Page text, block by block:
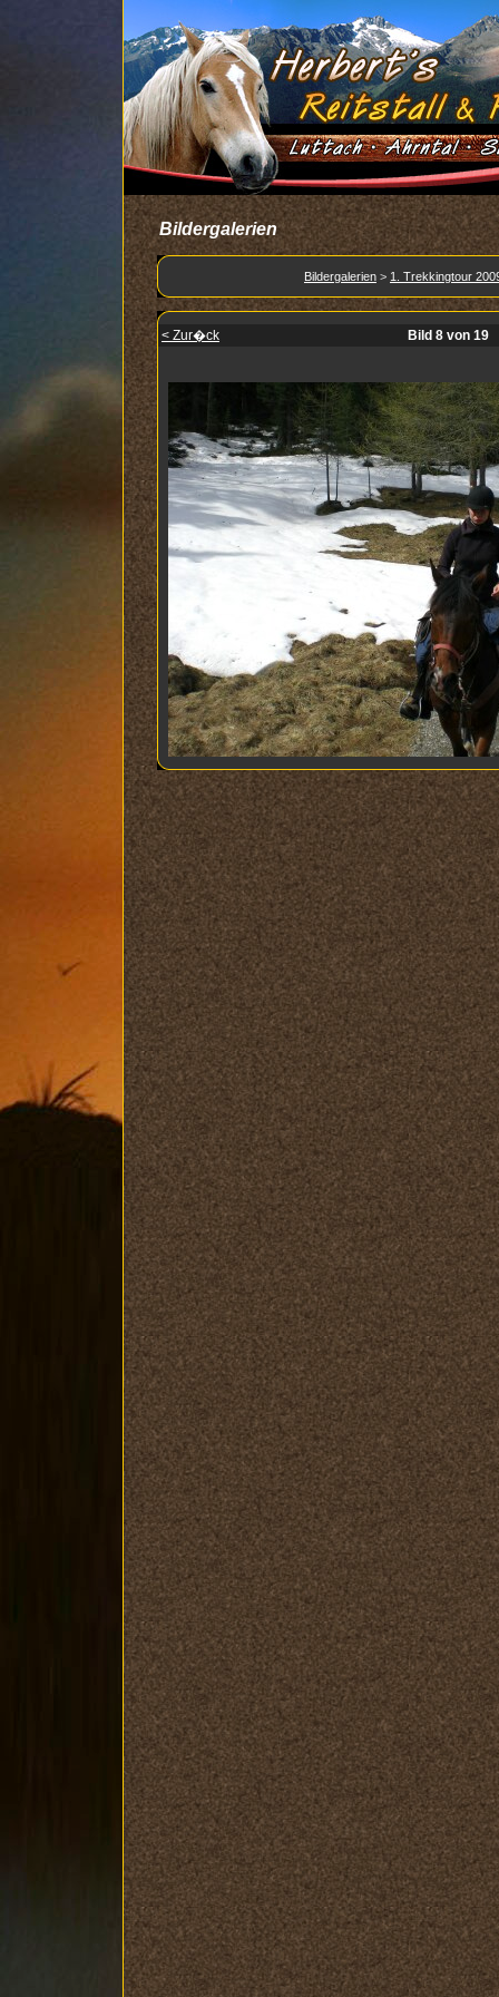
Bildergalerien
Bildergalerien > 1. Trekkingtour
< Zur�ck Bild 8 von 19